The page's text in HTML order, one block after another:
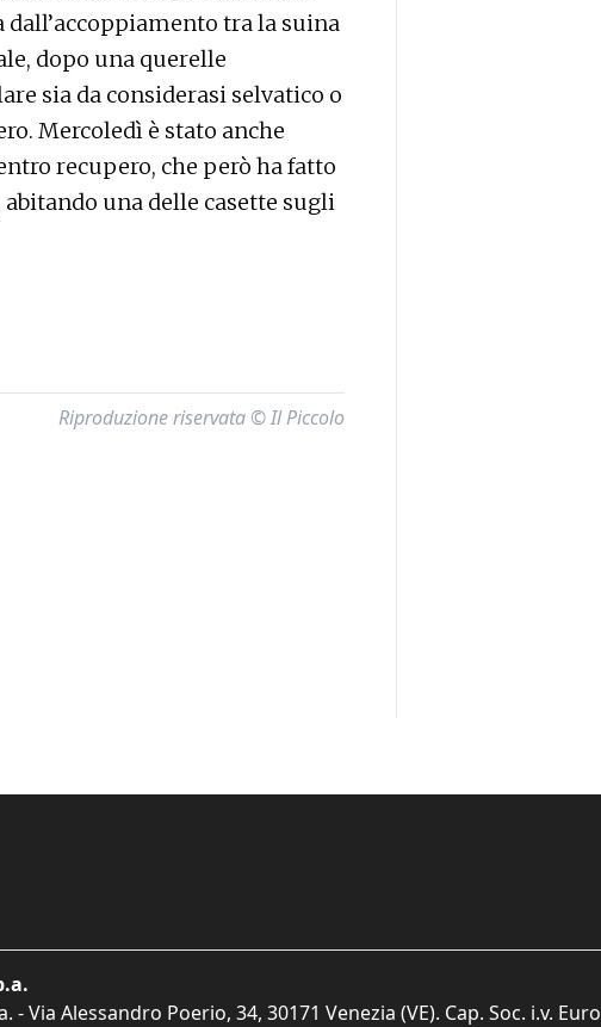
tra la suina
dopo una querelle
sia da considerasi selvatico o
Mercoledì è stato anche
recupero, che però ha fatto
una delle casette sugli
Riproduzione riservata © Il Piccolo
Via Alessandro Poerio, 34, 30171 Venezia (VE). Cap. Soc. i.v. Euro